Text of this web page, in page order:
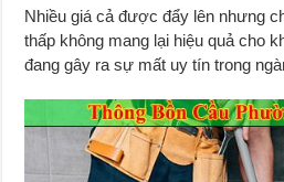
Nhiều giá cả được đẩy lên nhưng
thấp không mang lại hiệu quả cho
đang gây ra sự mất uy tín trong